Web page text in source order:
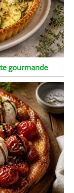
gourmande